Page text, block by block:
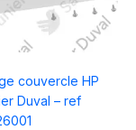
couvercle HP
Duval – ref